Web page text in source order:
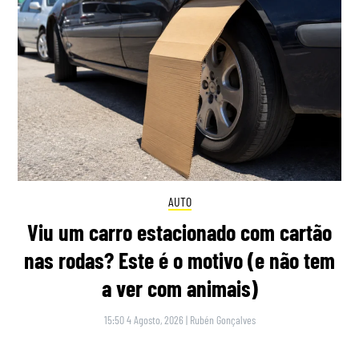
AUTO
Viu um carro estacionado com cartão
nas rodas? Este é o motivo (e não tem
a ver com animais)
15:50 4 Agosto, 2026 | Rubén Gonçalves